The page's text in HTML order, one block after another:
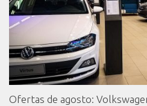
Ofertas de agosto: